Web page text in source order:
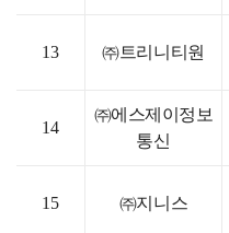
13 ㈜트리니티원
14
㈜에스제이정보
통신
15 ㈜지니스